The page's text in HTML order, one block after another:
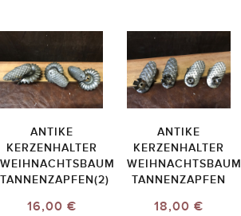
ANTIKE
KERZENHALTER
WEIHNACHTSBAUM
TANNENZAPFEN(2)
16,00 €
ANTIKE
KERZENHALTER
WEIHNACHTSBAUM
TANNENZAPFEN
18,00 €